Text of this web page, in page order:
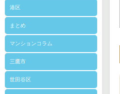
港区
まとめ
マンションコラム
三鷹市
世田谷区